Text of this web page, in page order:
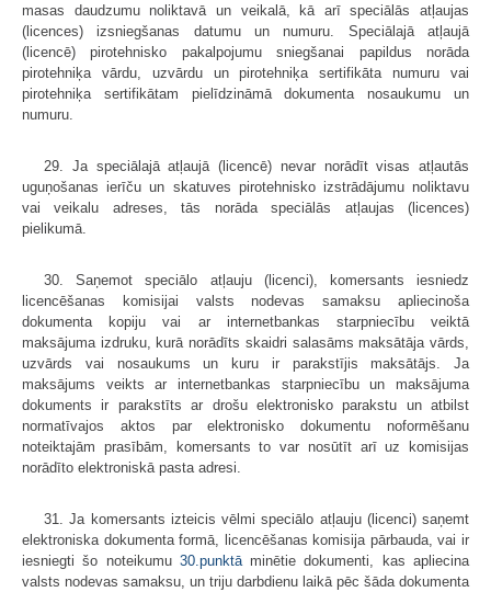
masas daudzumu noliktavā un veikalā, kā arī speciālās atļaujas
(licences) izsniegšanas datumu un numuru. Speciālajā atļaujā
(licencē) pirotehnisko pakalpojumu sniegšanai papildus norāda
pirotehniķa vārdu, uzvārdu un pirotehniķa sertifikāta numuru vai
pirotehniķa sertifikātam pielīdzināmā dokumenta nosaukumu un
numuru.
29. Ja speciālajā atļaujā (licencē) nevar norādīt visas atļautās
uguņošanas ierīču un skatuves pirotehnisko izstrādājumu noliktavu
vai veikalu adreses, tās norāda speciālās atļaujas (licences)
pielikumā.
30. Saņemot speciālo atļauju (licenci), komersants iesniedz
licencēšanas komisijai valsts nodevas samaksu apliecinoša
dokumenta kopiju vai ar internetbankas starpniecību veiktā
maksājuma izdruku, kurā norādīts skaidri salasāms maksātāja vārds,
uzvārds vai nosaukums un kuru ir parakstījis maksātājs. Ja
maksājums veikts ar internetbankas starpniecību un maksājuma
dokuments ir parakstīts ar drošu elektronisko parakstu un atbilst
normatīvajos aktos par elektronisko dokumentu noformēšanu
noteiktajām prasībām, komersants to var nosūtīt arī uz komisijas
norādīto elektroniskā pasta adresi.
31. Ja komersants izteicis vēlmi speciālo atļauju (licenci) saņemt
elektroniska dokumenta formā, licencēšanas komisija pārbauda, vai ir
iesniegti šo noteikumu 30.punktāminētie dokumenti, kas apliecina
valsts nodevas samaksu, un triju darbdienu laikā pēc šāda dokumenta